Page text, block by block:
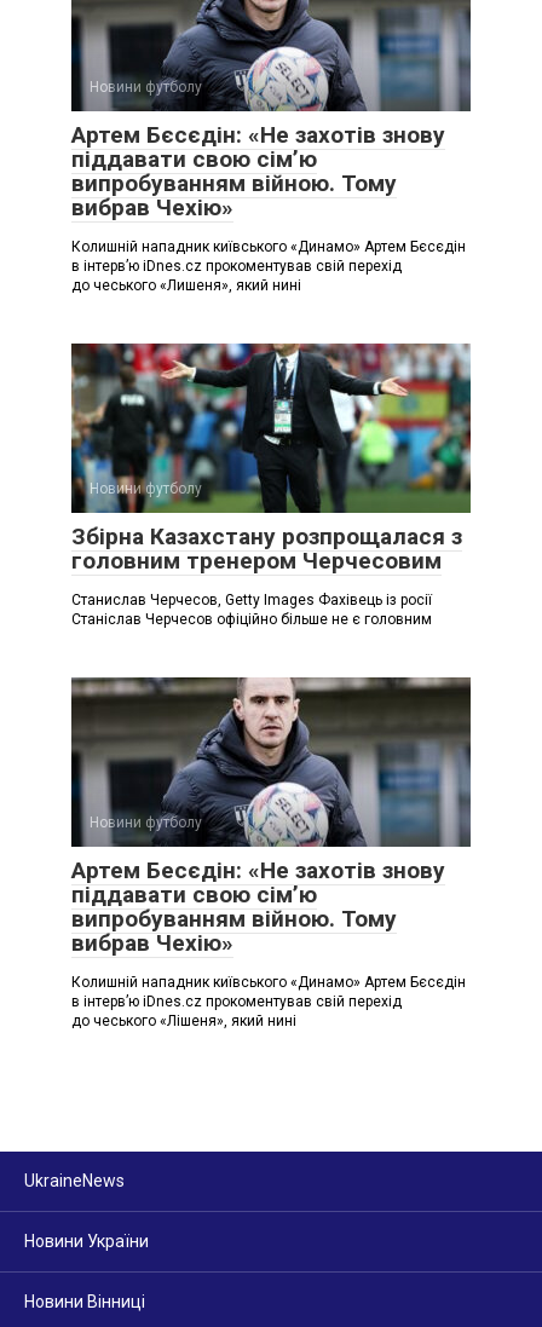
Новини футболу
Артем Бєсєдін: «Не захотів знову
піддавати свою сім’ю
випробуванням війною. Тому
вибрав Чехію»
Колишній нападник київського «Динамо» Артем Бєсєдін
в інтерв’ю iDnes.cz прокоментував свій перехід
до чеського «Лишеня», який нині
Новини футболу
Збірна Казахстану розпрощалася з
головним тренером Черчесовим
Станислав Черчесов, Getty Images Фахівець із росії
Станіслав Черчесов офіційно більше не є головним
Новини футболу
Артем Бесєдін: «Не захотів знову
піддавати свою сім’ю
випробуванням війною. Тому
вибрав Чехію»
Колишній нападник київського «Динамо» Артем Бєсєдін
в інтерв’ю iDnes.cz прокоментував свій перехід
до чеського «Лішеня», який нині
UkraineNews
Новини України
Новини Вінниці